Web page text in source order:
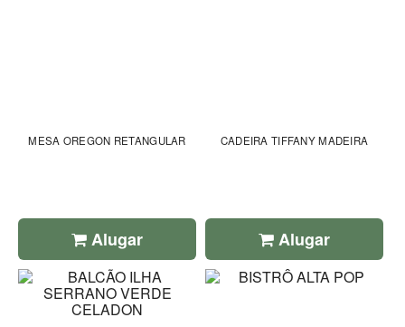
MESA OREGON RETANGULAR
Alugar
CADEIRA TIFFANY MADEIRA
Alugar